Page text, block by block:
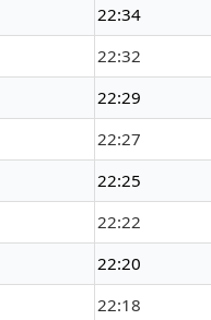
22:34
22:32
22:29
22:27
22:25
22:22
22:20
22:18